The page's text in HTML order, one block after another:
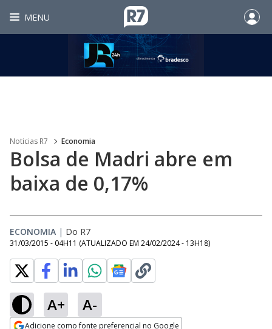
MENU
Noticias R7 Economia
Bolsa de Madri abre em
baixa de 0,17%
ECONOMIA | Do R7
31/03/2015 - 04H11 (ATUALIZADO EM 24/02/2024 - 13H18)
A+ A-
Adicione como fonte preferencial no Google